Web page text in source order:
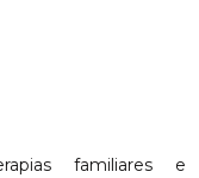
familiares e